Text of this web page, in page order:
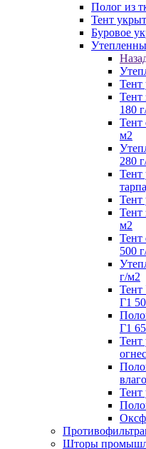
Полог из
Тент
Буровое
Тент
Тент
180
Тент
м2
280
Тент
м2
500
г/м2
Г1
Г1
Тент
Тент
Шторы